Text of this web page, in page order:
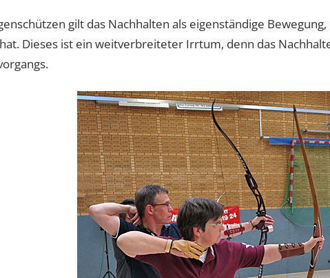
gilt das Nachhalten als eigenständige
Dieses ist ein weitverbreiteter Irrtum, denn das